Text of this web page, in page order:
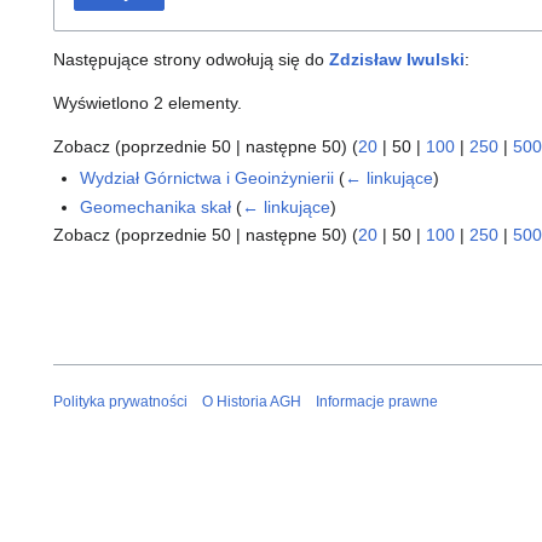
Następujące strony odwołują się do Zdzisław Iwulski:
Wyświetlono 2 elementy.
Zobacz (poprzednie 50 | następne 50) (20 | 50 | 100 | 250 | 500
Wydział Górnictwa i Geoinżynierii (← linkujące)
Geomechanika skał (← linkujące)
Zobacz (poprzednie 50 | następne 50) (20 | 50 | 100 | 250 | 500
Polityka prywatności O Historia AGH Informacje prawne